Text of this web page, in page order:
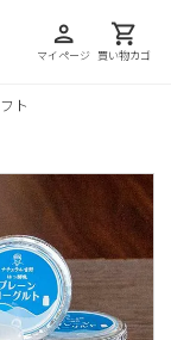
person
マイページ
shopping_cart
買い物カゴ
ト